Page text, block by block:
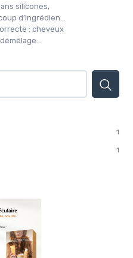
silicones,
d’ingrédien...
: cheveux
1
1